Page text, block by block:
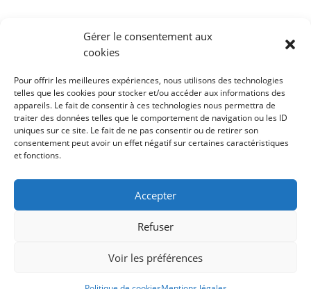
Gérer le consentement aux
cookies
Pour offrir les meilleures expériences, nous utilisons des technologies
telles que les cookies pour stocker et/ou accéder aux informations des
appareils. Le fait de consentir à ces technologies nous permettra de
traiter des données telles que le comportement de navigation ou les ID
uniques sur ce site. Le fait de ne pas consentir ou de retirer son
consentement peut avoir un effet négatif sur certaines caractéristiques
et fonctions.
Accepter
Refuser
Voir les préférences
Zénith de Toulon
Bureau des Congrès et des Tournages
Événements
Agenda
© 2022 –Site internet by Animage.fr agence de